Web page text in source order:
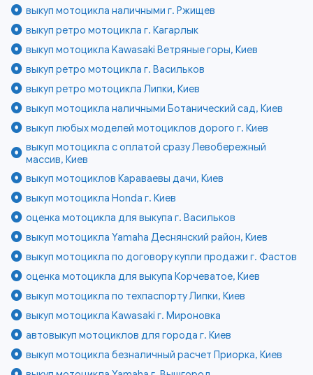
выкуп мотоцикла наличными г. Ржищев
выкуп ретро мотоцикла г. Кагарлык
выкуп мотоцикла Kawasaki Ветряные горы, Киев
выкуп ретро мотоцикла г. Васильков
выкуп ретро мотоцикла Липки, Киев
выкуп мотоцикла наличными Ботанический сад, Киев
выкуп любых моделей мотоциклов дорого г. Киев
выкуп мотоцикла с оплатой сразу Левобережный
массив, Киев
выкуп мотоциклов Караваевы дачи, Киев
выкуп мотоцикла Honda г. Киев
оценка мотоцикла для выкупа г. Васильков
выкуп мотоцикла Yamaha Деснянский район, Киев
выкуп мотоцикла по договору купли продажи г. Фастов
оценка мотоцикла для выкупа Корчеватое, Киев
выкуп мотоцикла по техпаспорту Липки, Киев
выкуп мотоцикла Kawasaki г. Мироновка
автовыкуп мотоциклов для города г. Киев
выкуп мотоцикла безналичный расчет Приорка, Киев